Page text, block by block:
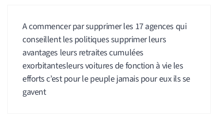
A commencer par supprimer les 17 agences qui
conseillent les politiques supprimer leurs
avantages leurs retraites cumulées
exorbitantesleurs voitures de fonction à vie les
efforts c’est pour le peuple jamais pour eux ils se
gavent